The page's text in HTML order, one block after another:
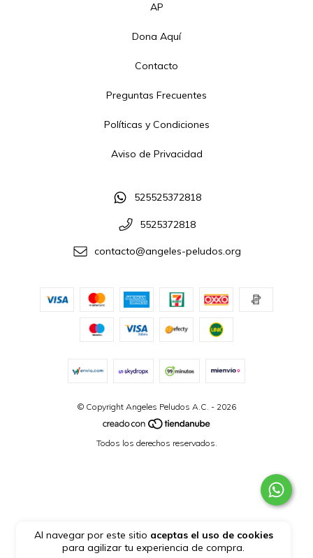
Al navegar por este sitio aceptas el uso de cookies
para agilizar tu experiencia de compra.
AP
Dona Aquí
Contacto
Preguntas Frecuentes
Políticas y Condiciones
Aviso de Privacidad
525525372818
5525372818
contacto@angeles-peludos.org
© Copyright Angeles Peludos A.C. - 2026
Todos los derechos reservados.